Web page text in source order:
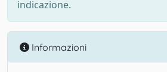
indicazione.
Informazioni